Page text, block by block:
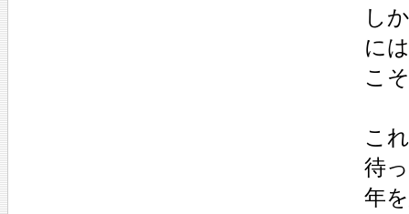
し
に
こ
こ
待
年